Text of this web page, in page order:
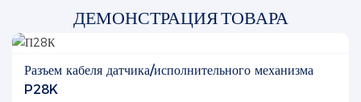
ДЕМОНСТРАЦИЯ ТОВАРА
Разъем кабеля датчика/исполнительного механизма
P28K